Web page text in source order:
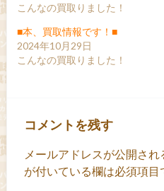
こんなの買取りました！
■本、買取情報です！■
2024年10月29日
こんなの買取りました！
コメントを残す
メールアドレスが公開され
が付いている欄は必須項目